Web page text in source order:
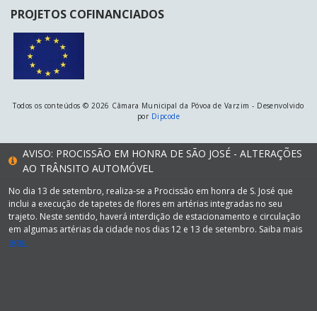
PROJETOS COFINANCIADOS
Todos os conteúdos © 2026 Câmara Municipal da Póvoa de Varzim - Desenvolvido
por Dipcode
AVISO: PROCISSÃO EM HONRA DE SÃO JOSÉ - ALTERAÇÕES
AO TRÂNSITO AUTOMÓVEL
No dia 13 de setembro, realiza-se a Procissão em honra de S. José que
inclui a execução de tapetes de flores em artérias integradas no seu
trajeto. Neste sentido, haverá interdição de estacionamento e circulação
em algumas artérias da cidade nos dias 12 e 13 de setembro. Saiba mais
aqui.